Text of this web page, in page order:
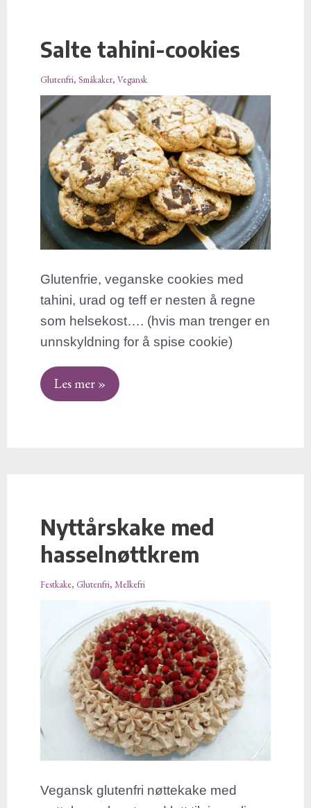
Salte tahini-cookies
Glutenfri, Småkaker, Vegansk
Glutenfrie, veganske cookies med
tahini, urad og teff er nesten å regne
som helsekost…. (hvis man trenger en
unnskyldning for å spise cookie)
Salte
cookies
Les mer »
Nyttårskake med
hasselnøttkrem
Festkake, Glutenfri, Melkefri
Vegansk glutenfri nøttekake med
Nyttårskake
med
hasselnøttkrem